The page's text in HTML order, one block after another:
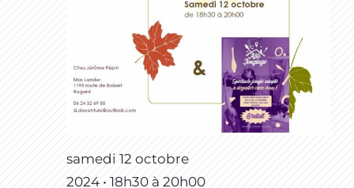
samedi 12 octobre
2024 • 18h30à 20h00